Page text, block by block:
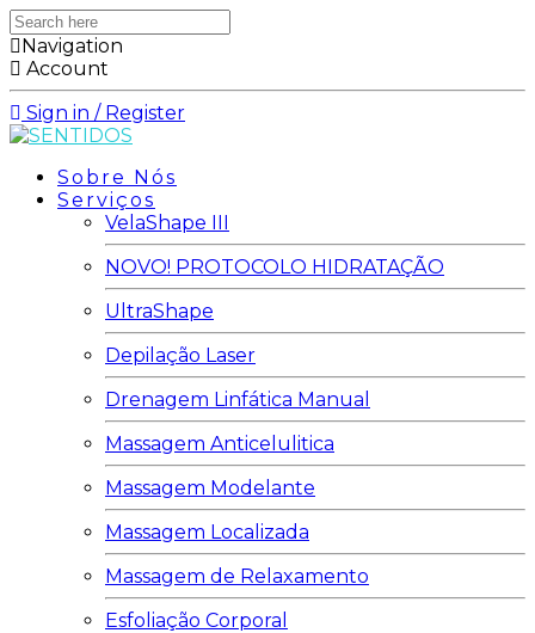
Search
here
Navigation
Account
Sign in / Register
Sobre Nós
Serviços
VelaShape III
NOVO! PROTOCOLO HIDRATAÇÃO
UltraShape
Depilação Laser
Drenagem Linfática Manual
Massagem Anticelulitica
Massagem Modelante
Massagem Localizada
Massagem de Relaxamento
Esfoliação Corporal